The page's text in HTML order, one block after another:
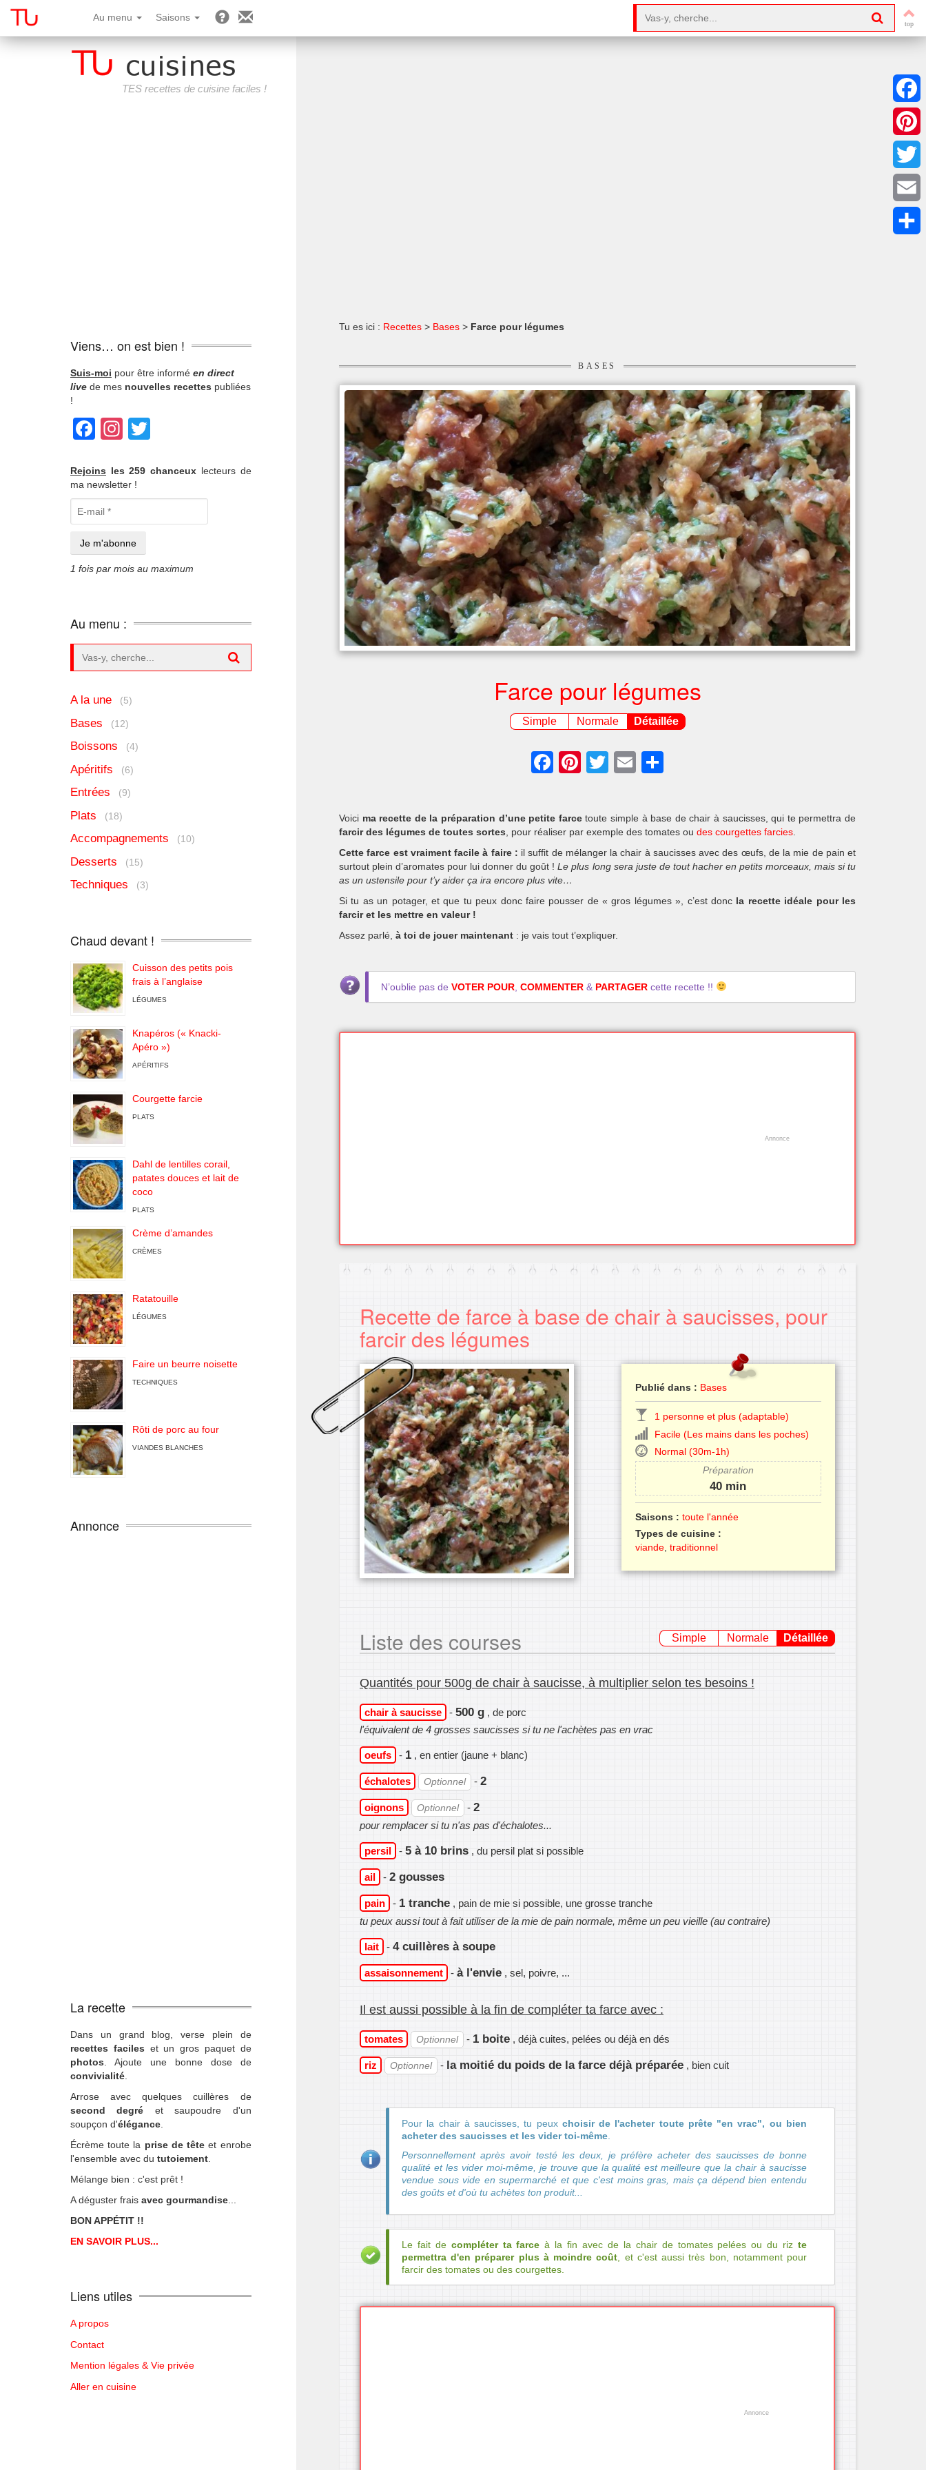
Au menu Saisons
TES recettes de cuisine faciles !
Tu es ici : Recettes > Bases > Farce pour légumes
BASES
Farce pour légumes
Simple Normale Détaillée
Facebook
Pinterest
TwitterEmail
Voici ma recette de la préparation d’une petite farcetoute simple à base de chair à saucisses, qui te permettra de
farcir des légumes de toutes sortes , pour réaliser par exemple des tomates ou des courgettes farcies
Cette farce est vraiment facile à faire : il suffit de mélanger la chair à saucisses avec des œufs, de la mie de pain et
surtout plein d’aromates pour lui donner du goût !Le plus long sera juste de tout hacher en petits morceaux, mais si tu
as un ustensile pour t’y aider ça ira encore plus vite…
Si tu as un potager, et que tu peux donc faire pousser de « gros légumes », c’est donc la recette idéale pour les
farcir et les mettre en valeur !
Assez parlé, à toi de jouer maintenant : je vais tout t’expliquer.
N’oublie pas de VOTER POUR COMMENTER & PARTAGER cette recette !!
Recette de farce à base de chair à saucisses, pour
farcir des légumes
Publié dans : Bases
1 personne et plus (adaptable)
Facile (Les mains dans les poches)
Normal (30m-1h)
Préparation
40 min
Saisons : toute l'année
Types de cuisine :
viande, traditionnel
Liste des courses Simple Normale Détaillée
Quantités pour 500g de chair à saucisse, à multiplier selon tes besoins !
chair à saucisse - 500 g , de porc
l'équivalent de 4 grosses saucisses si tu ne l'achètes pas en vrac
oeufs - 1 , en entier (jaune + blanc)
échalotes Optionnel - 2
oignons Optionnel - 2
pour remplacer si tu n'as pas d'échalotes...
persil - 5 à 10 brins , du persil plat si possible
ail - 2 gousses
pain - 1 tranche , pain de mie si possible, une grosse tranche
tu peux aussi tout à fait utiliser de la mie de pain normale, même un peu vieille (au contraire)
lait - 4 cuillères à soupe
assaisonnement - à l'envie , sel, poivre, ...
Il est aussi possible à la fin de compléter ta farce avec :
tomates Optionnel - 1 boite , déjà cuites, pelées ou déjà en dés
riz Optionnel - la moitié du poids de la farce déjà préparée , bien cuit
Pour la chair à saucisses, tu peux choisir de l'acheter toute prête "en vrac", ou bien
acheter des saucisses et les vider toi-même
Personnellement après avoir testé les deux, je préfère acheter des saucisses de bonne
qualité et les vider moi-même, je trouve que la qualité est meilleure que la chair à saucisse
vendue sous vide en supermarché et que c'est moins gras, mais ça dépend bien entendu
des goûts et d'où tu achètes ton produit...
Le fait de compléter ta farce à la fin avec de la chair de tomates pelées ou du riz te
permettra d'en préparer plus à moindre coût , et c'est aussi très bon, notamment pour
farcir des tomates ou des courgettes.
Viens… on est bien !
Suis-moi pour être informé en direct
live de mes nouvelles recettes publiées
!
Facebook
Instagram
Rejoins les 259 chanceux lecteurs de
ma newsletter !
1 fois par mois au maximum
Au menu :
A la une (5)
Bases (12)
Boissons (4)
Apéritifs (6)
Entrées (9)
Plats (18)
Accompagnements (10)
Desserts (15)
Techniques (3)
Chaud devant !
Cuisson des petits pois
frais à l’anglaise
LÉGUMES
Knapéros (« Knacki-
Apéro »)
APÉRITIFS
Courgette farcie
PLATS
Dahl de lentilles corail,
patates douces et lait de
coco
PLATS
Crème d’amandes
CRÈMES
Ratatouille
LÉGUMES
Faire un beurre noisette
TECHNIQUES
Rôti de porc au four
VIANDES BLANCHES
Annonce
La recette
Dans un grand blog, verse plein de
recettes faciles et un gros paquet de
photos . Ajoute une bonne dose de
convivialité
Arrose avec quelques cuillères de
second degré et saupoudre d'un
soupçon d'élégance
Écrème toute la prise de tête et enrobe
l'ensemble avec du tutoiement
Mélange bien : c'est prêt !
A déguster frais avec gourmandise
BON APPÉTIT !!
EN SAVOIR PLUS...
Liens utiles
A propos
Contact
Mention légales & Vie privée
Aller en cuisine
Twitter
Email